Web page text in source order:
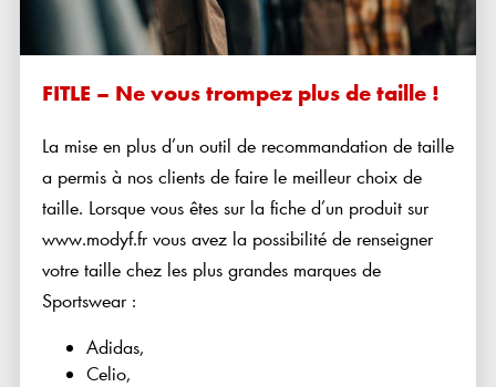
FITLE – Ne vous trompez plus de taille !
La mise en plus d’un outil de recommandation de taille
a permis à nos clients de faire le meilleur choix de
taille. Lorsque vous êtes sur la fiche d’un produit sur
www.modyf.fr vous avez la possibilité de renseigner
votre taille chez les plus grandes marques de
Sportswear :
Adidas,
Celio,